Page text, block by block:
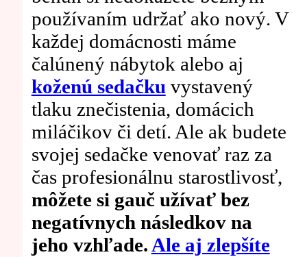
používaním udržať ako nový. V
každej domácnosti máme
čalúnený nábytok alebo aj
koženú sedačku vystavený
tlaku znečistenia, domácich
miláčikov či detí. Ale ak budete
svojej sedačke venovať raz za
čas profesionálnu starostlivosť,
môžete si gauč užívať bez
negatívnych následkov na
jeho vzhľade. Ale aj zlepšíte